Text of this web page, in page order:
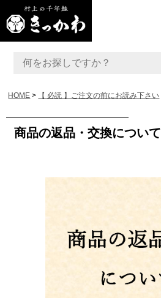
HOME 【 必読 】ご注文の前にお読み下さい
商品の返品・交換について